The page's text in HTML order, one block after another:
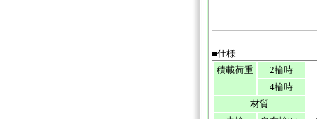
■仕様
積載荷重
2輪時
4輪時
材質